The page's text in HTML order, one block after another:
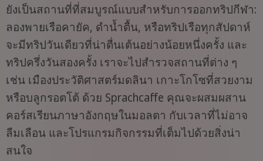
ยังเป็นสถานที่ที่สมบูรณ์แบบสำหรับการออกทริปกีฬา:
ลองพายเรือคายัค, ดำน้ำตื้น, หรือทริปเรือทุกสัปดาห์
จะมีทริปวันเดียวที่น่าตื่นเต้นอย่างน้อยหนึ่งครั้ง และ
ทริปครึ่งวันสองครั้ง เราจะไปสำรวจสถานที่ต่าง ๆ
เช่น เมืองประวัติศาสตร์มดลินา เกาะโกโซที่สวยงาม
หรือบลูกรอตโต้ ด้วย Sprachcaffe คุณจะผสมผสาน
คอร์สเรียนภาษาอังกฤษในมอลตา กับเวลาที่ไม่อาจ
ลืมเลือน และโปรแกรมกิจกรรมที่เต็มไปด้วยสิ่งน่า
สนใจ